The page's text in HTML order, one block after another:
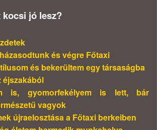
kocsi jó lesz?
és végre Főtaxi
és bekerültem egy társaságba
éjszakából
is, gyomorfekélyem is lett, bár
vagyok
újraelosztása a Főtaxi berkeiben